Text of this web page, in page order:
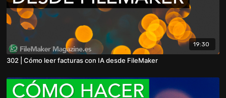
19:30
302 | Cómo leer facturas con IA desde FileMaker